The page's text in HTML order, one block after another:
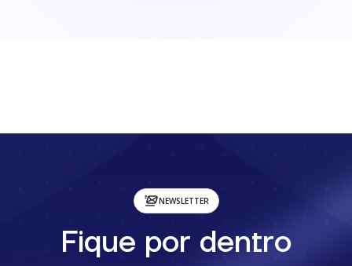
NEWSLETTER
Fique por dentro